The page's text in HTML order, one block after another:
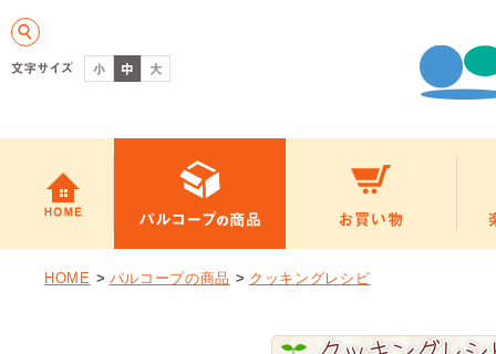
HOME > パルコープの商品 > クッキングレシピ